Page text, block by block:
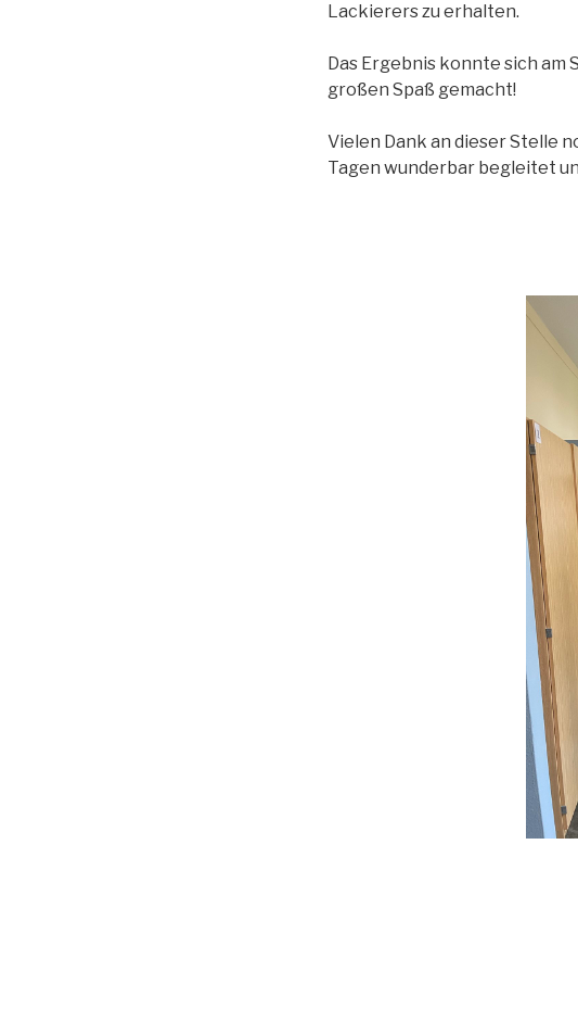
Lackierers zu erhalten.
Das Ergebnis konnte sich am
großen Spaß gemacht!
Vielen Dank an dieser Stelle
Tagen wunderbar begleitet